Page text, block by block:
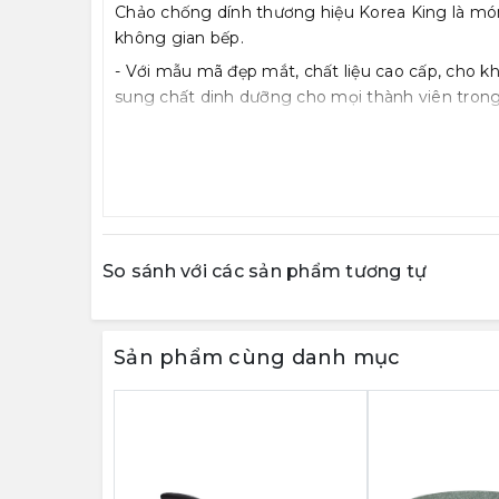
Chảo chống dính thương hiệu Korea King là
không gian bếp.
- Với mẫu mã đẹp mắt, chất liệu cao cấp, cho
sung chất dinh dưỡng cho mọi thành viên
hiệu quả ngay cả khi ở nhiệt độ thấp. Bên
phẳng, không bị cong vênh khi gặp nhiệt độ
chịu nhiệt tốt, tiết kiệm được thời gian và nhiên
- Phần tay cầm chảo chống dính cũng được
thực phẩm cho phép nhập khẩu.
- Xuất xứ: Hàn Quốc
So sánh với các sản phẩm tương tự
Sản phẩm cùng danh mục